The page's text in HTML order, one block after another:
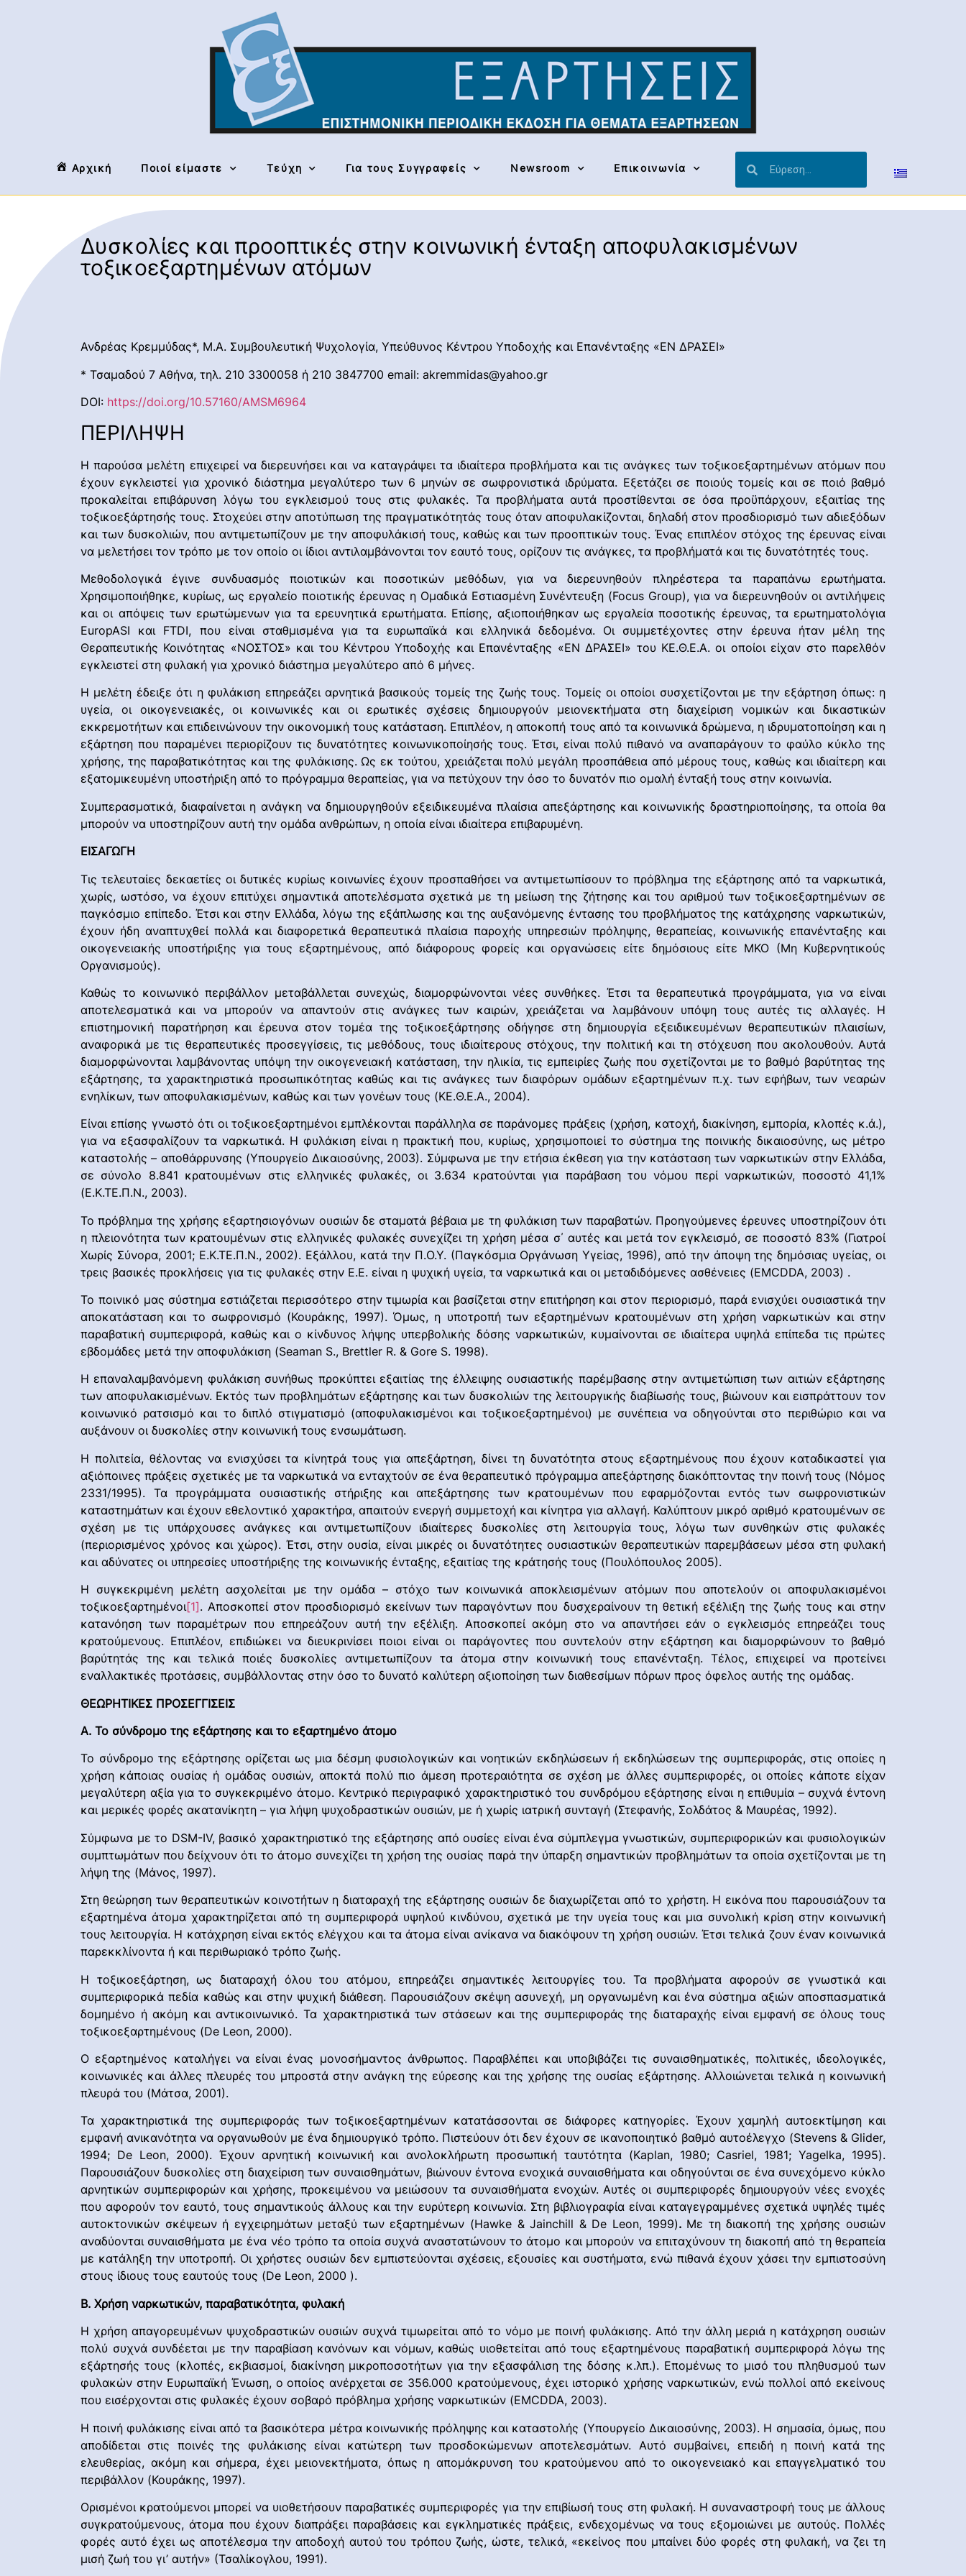
Αρχική Ποιοί είμαστε Τεύχη Για τους Συγγραφείς Newsroom Επικοινωνία
Δυσκολίες και προοπτικές στην κοινωνική ένταξη αποφυλακισμένων
τοξικοεξαρτημένων ατόμων
Ανδρέας Κρεμμύδας*, Μ.Α. Συμβουλευτική Ψυχολογία, Υπεύθυνος Κέντρου Υποδοχής και Επανένταξης «ΕΝ ΔΡΑΣΕΙ»
* Τσαμαδού 7 Αθήνα, τηλ. 210 3300058 ή 210 3847700 email: akremmidas@yahoo.gr
DOI: https://doi.org/10.57160/AMSM6964
ΠΕΡΙΛΗΨΗ
Η παρούσα μελέτη επιχειρεί να διερευνήσει και να καταγράψει τα ιδιαίτερα προβλήματα και τις ανάγκες των τοξικοεξαρτημένων ατόμων που
έχουν εγκλειστεί για χρονικό διάστημα μεγαλύτερο των 6 μηνών σε σωφρονιστικά ιδρύματα. Εξετάζει σε ποιούς τομείς και σε ποιό βαθμό
προκαλείται επιβάρυνση λόγω του εγκλεισμού τους στις φυλακές. Τα προβλήματα αυτά προστίθενται σε όσα προϋπάρχουν, εξαιτίας της
τοξικοεξάρτησής τους. Στοχεύει στην αποτύπωση της πραγματικότητάς τους όταν αποφυλακίζονται, δηλαδή στον προσδιορισμό των αδιεξόδων
και των δυσκολιών, που αντιμετωπίζουν με την αποφυλάκισή τους, καθώς και των προοπτικών τους. Ένας επιπλέον στόχος της έρευνας είναι
να μελετήσει τον τρόπο με τον οποίο οι ίδιοι αντιλαμβάνονται τον εαυτό τους, ορίζουν τις ανάγκες, τα προβλήματά και τις δυνατότητές τους.
Μεθοδολογικά έγινε συνδυασμός ποιοτικών και ποσοτικών μεθόδων, για να διερευνηθούν πληρέστερα τα παραπάνω ερωτήματα.
Χρησιμοποιήθηκε, κυρίως, ως εργαλείο ποιοτικής έρευνας η Ομαδικά Εστιασμένη Συνέντευξη (Focus Group), για να διερευνηθούν οι αντιλήψεις
και οι απόψεις των ερωτώμενων για τα ερευνητικά ερωτήματα. Επίσης, αξιοποιήθηκαν ως εργαλεία ποσοτικής έρευνας, τα ερωτηματολόγια
EuropASI και FTDI, που είναι σταθμισμένα για τα ευρωπαϊκά και ελληνικά δεδομένα. Οι συμμετέχοντες στην έρευνα ήταν μέλη της
Θεραπευτικής Κοινότητας «ΝΟΣΤΟΣ» και του Κέντρου Υποδοχής και Επανένταξης «ΕΝ ΔΡΑΣΕΙ» του ΚΕ.Θ.Ε.Α. οι οποίοι είχαν στο παρελθόν
εγκλειστεί στη φυλακή για χρονικό διάστημα μεγαλύτερο από 6 μήνες.
Η μελέτη έδειξε ότι η φυλάκιση επηρεάζει αρνητικά βασικούς τομείς της ζωής τους. Τομείς οι οποίοι συσχετίζονται με την εξάρτηση όπως: η
υγεία, οι οικογενειακές, οι κοινωνικές και οι ερωτικές σχέσεις δημιουργούν μειονεκτήματα στη διαχείριση νομικών και δικαστικών
εκκρεμοτήτων και επιδεινώνουν την οικονομική τους κατάσταση. Επιπλέον, η αποκοπή τους από τα κοινωνικά δρώμενα, η ιδρυματοποίηση και η
εξάρτηση που παραμένει περιορίζουν τις δυνατότητες κοινωνικοποίησής τους. Έτσι, είναι πολύ πιθανό να αναπαράγουν το φαύλο κύκλο της
χρήσης, της παραβατικότητας και της φυλάκισης. Ως εκ τούτου, χρειάζεται πολύ μεγάλη προσπάθεια από μέρους τους, καθώς και ιδιαίτερη και
εξατομικευμένη υποστήριξη από το πρόγραμμα θεραπείας, για να πετύχουν την όσο το δυνατόν πιο ομαλή ένταξή τους στην κοινωνία.
Συμπερασματικά, διαφαίνεται η ανάγκη να δημιουργηθούν εξειδικευμένα πλαίσια απεξάρτησης και κοινωνικής δραστηριοποίησης, τα οποία θα
μπορούν να υποστηρίζουν αυτή την ομάδα ανθρώπων, η οποία είναι ιδιαίτερα επιβαρυμένη.
ΕΙΣΑΓΩΓΗ
Τις τελευταίες δεκαετίες οι δυτικές κυρίως κοινωνίες έχουν προσπαθήσει να αντιμετωπίσουν το πρόβλημα της εξάρτησης από τα ναρκωτικά,
χωρίς, ωστόσο, να έχουν επιτύχει σημαντικά αποτελέσματα σχετικά με τη μείωση της ζήτησης και του αριθμού των τοξικοεξαρτημένων σε
παγκόσμιο επίπεδο. Έτσι και στην Ελλάδα, λόγω της εξάπλωσης και της αυξανόμενης έντασης του προβλήματος της κατάχρησης ναρκωτικών,
έχουν ήδη αναπτυχθεί πολλά και διαφορετικά θεραπευτικά πλαίσια παροχής υπηρεσιών πρόληψης, θεραπείας, κοινωνικής επανένταξης και
οικογενειακής υποστήριξης για τους εξαρτημένους, από διάφορους φορείς και οργανώσεις είτε δημόσιους είτε ΜΚΟ (Μη Κυβερνητικούς
Οργανισμούς).
Καθώς το κοινωνικό περιβάλλον μεταβάλλεται συνεχώς, διαμορφώνονται νέες συνθήκες. Έτσι τα θεραπευτικά προγράμματα, για να είναι
αποτελεσματικά και να μπορούν να απαντούν στις ανάγκες των καιρών, χρειάζεται να λαμβάνουν υπόψη τους αυτές τις αλλαγές. Η
επιστημονική παρατήρηση και έρευνα στον τομέα της τοξικοεξάρτησης οδήγησε στη δημιουργία εξειδικευμένων θεραπευτικών πλαισίων,
αναφορικά με τις θεραπευτικές προσεγγίσεις, τις μεθόδους, τους ιδιαίτερους στόχους, την πολιτική και τη στόχευση που ακολουθούν. Αυτά
διαμορφώνονται λαμβάνοντας υπόψη την οικογενειακή κατάσταση, την ηλικία, τις εμπειρίες ζωής που σχετίζονται με το βαθμό βαρύτητας της
εξάρτησης, τα χαρακτηριστικά προσωπικότητας καθώς και τις ανάγκες των διαφόρων ομάδων εξαρτημένων π.χ. των εφήβων, των νεαρών
ενηλίκων, των αποφυλακισμένων, καθώς και των γονέων τους (ΚΕ.Θ.Ε.Α., 2004).
Είναι επίσης γνωστό ότι οι τοξικοεξαρτημένοι εμπλέκονται παράλληλα σε παράνομες πράξεις (χρήση, κατοχή, διακίνηση, εμπορία, κλοπές κ.ά.),
για να εξασφαλίζουν τα ναρκωτικά. Η φυλάκιση είναι η πρακτική που, κυρίως, χρησιμοποιεί το σύστημα της ποινικής δικαιοσύνης, ως μέτρο
καταστολής – αποθάρρυνσης (Υπουργείο Δικαιοσύνης, 2003). Σύμφωνα με την ετήσια έκθεση για την κατάσταση των ναρκωτικών στην Ελλάδα,
σε σύνολο 8.841 κρατουμένων στις ελληνικές φυλακές, οι 3.634 κρατούνται για παράβαση του νόμου περί ναρκωτικών, ποσοστό 41,1%
(Ε.Κ.ΤΕ.Π.Ν., 2003).
Το πρόβλημα της χρήσης εξαρτησιογόνων ουσιών δε σταματά βέβαια με τη φυλάκιση των παραβατών. Προηγούμενες έρευνες υποστηρίζουν ότι
η πλειονότητα των κρατουμένων στις ελληνικές φυλακές συνεχίζει τη χρήση μέσα σ΄ αυτές και μετά τον εγκλεισμό, σε ποσοστό 83% (Γιατροί
Χωρίς Σύνορα, 2001; Ε.Κ.ΤΕ.Π.Ν., 2002). Εξάλλου, κατά την Π.Ο.Υ. (Παγκόσμια Οργάνωση Υγείας, 1996), από την άποψη της δημόσιας υγείας, οι
τρεις βασικές προκλήσεις για τις φυλακές στην Ε.Ε. είναι η ψυχική υγεία, τα ναρκωτικά και οι μεταδιδόμενες ασθένειες (EMCDDA, 2003) .
Το ποινικό μας σύστημα εστιάζεται περισσότερο στην τιμωρία και βασίζεται στην επιτήρηση και στον περιορισμό, παρά ενισχύει ουσιαστικά την
αποκατάσταση και το σωφρονισμό (Κουράκης, 1997). Όμως, η υποτροπή των εξαρτημένων κρατουμένων στη χρήση ναρκωτικών και στην
παραβατική συμπεριφορά, καθώς και ο κίνδυνος λήψης υπερβολικής δόσης ναρκωτικών, κυμαίνονται σε ιδιαίτερα υψηλά επίπεδα τις πρώτες
εβδομάδες μετά την αποφυλάκιση (Seaman S., Brettler R. & Gore S. 1998).
Η επαναλαμβανόμενη φυλάκιση συνήθως προκύπτει εξαιτίας της έλλειψης ουσιαστικής παρέμβασης στην αντιμετώπιση των αιτιών εξάρτησης
των αποφυλακισμένων. Εκτός των προβλημάτων εξάρτησης και των δυσκολιών της λειτουργικής διαβίωσής τους, βιώνουν και εισπράττουν τον
κοινωνικό ρατσισμό και το διπλό στιγματισμό (αποφυλακισμένοι και τοξικοεξαρτημένοι) με συνέπεια να οδηγούνται στο περιθώριο και να
αυξάνουν οι δυσκολίες στην κοινωνική τους ενσωμάτωση.
Η πολιτεία, θέλοντας να ενισχύσει τα κίνητρά τους για απεξάρτηση, δίνει τη δυνατότητα στους εξαρτημένους που έχουν καταδικαστεί για
αξιόποινες πράξεις σχετικές με τα ναρκωτικά να ενταχτούν σε ένα θεραπευτικό πρόγραμμα απεξάρτησης διακόπτοντας την ποινή τους (Νόμος
2331/1995). Τα προγράμματα ουσιαστικής στήριξης και απεξάρτησης των κρατουμένων που εφαρμόζονται εντός των σωφρονιστικών
καταστημάτων και έχουν εθελοντικό χαρακτήρα, απαιτούν ενεργή συμμετοχή και κίνητρα για αλλαγή. Καλύπτουν μικρό αριθμό κρατουμένων σε
σχέση με τις υπάρχουσες ανάγκες και αντιμετωπίζουν ιδιαίτερες δυσκολίες στη λειτουργία τους, λόγω των συνθηκών στις φυλακές
(περιορισμένος χρόνος και χώρος). Έτσι, στην ουσία, είναι μικρές οι δυνατότητες ουσιαστικών θεραπευτικών παρεμβάσεων μέσα στη φυλακή
και αδύνατες οι υπηρεσίες υποστήριξης της κοινωνικής ένταξης, εξαιτίας της κράτησής τους (Πουλόπουλος 2005).
Η συγκεκριμένη μελέτη ασχολείται με την ομάδα – στόχο των κοινωνικά αποκλεισμένων ατόμων που αποτελούν οι αποφυλακισμένοι
τοξικοεξαρτημένοι[1]. Αποσκοπεί στον προσδιορισμό εκείνων των παραγόντων που δυσχεραίνουν τη θετική εξέλιξη της ζωής τους και στην
κατανόηση των παραμέτρων που επηρεάζουν αυτή την εξέλιξη. Αποσκοπεί ακόμη στο να απαντήσει εάν ο εγκλεισμός επηρεάζει τους
κρατούμενους. Επιπλέον, επιδιώκει να διευκρινίσει ποιοι είναι οι παράγοντες που συντελούν στην εξάρτηση και διαμορφώνουν το βαθμό
βαρύτητάς της και τελικά ποιές δυσκολίες αντιμετωπίζουν τα άτομα στην κοινωνική τους επανένταξη. Τέλος, επιχειρεί να προτείνει
εναλλακτικές προτάσεις, συμβάλλοντας στην όσο το δυνατό καλύτερη αξιοποίηση των διαθεσίμων πόρων προς όφελος αυτής της ομάδας.
ΘΕΩΡΗΤΙΚΕΣ ΠΡΟΣΕΓΓΙΣΕΙΣ
Α. Το σύνδρομο της εξάρτησης και το εξαρτημένο άτομο
Το σύνδρομο της εξάρτησης ορίζεται ως μια δέσμη φυσιολογικών και νοητικών εκδηλώσεων ή εκδηλώσεων της συμπεριφοράς, στις οποίες η
χρήση κάποιας ουσίας ή ομάδας ουσιών, αποκτά πολύ πιο άμεση προτεραιότητα σε σχέση με άλλες συμπεριφορές, οι οποίες κάποτε είχαν
μεγαλύτερη αξία για το συγκεκριμένο άτομο. Κεντρικό περιγραφικό χαρακτηριστικό του συνδρόμου εξάρτησης είναι η επιθυμία – συχνά έντονη
και μερικές φορές ακατανίκητη – για λήψη ψυχοδραστικών ουσιών, με ή χωρίς ιατρική συνταγή (Στεφανής, Σολδάτος & Μαυρέας, 1992).
Σύμφωνα με το DSM-IV, βασικό χαρακτηριστικό της εξάρτησης από ουσίες είναι ένα σύμπλεγμα γνωστικών, συμπεριφορικών και φυσιολογικών
συμπτωμάτων που δείχνουν ότι το άτομο συνεχίζει τη χρήση της ουσίας παρά την ύπαρξη σημαντικών προβλημάτων τα οποία σχετίζονται με τη
λήψη της (Μάνος, 1997).
Στη θεώρηση των θεραπευτικών κοινοτήτων η διαταραχή της εξάρτησης ουσιών δε διαχωρίζεται από το χρήστη. Η εικόνα που παρουσιάζουν τα
εξαρτημένα άτομα χαρακτηρίζεται από τη συμπεριφορά υψηλού κινδύνου, σχετικά με την υγεία τους και μια συνολική κρίση στην κοινωνική
τους λειτουργία. Η κατάχρηση είναι εκτός ελέγχου και τα άτομα είναι ανίκανα να διακόψουν τη χρήση ουσιών. Έτσι τελικά ζουν έναν κοινωνικά
παρεκκλίνοντα ή και περιθωριακό τρόπο ζωής.
Η τοξικοεξάρτηση, ως διαταραχή όλου του ατόμου, επηρεάζει σημαντικές λειτουργίες του. Τα προβλήματα αφορούν σε γνωστικά και
συμπεριφορικά πεδία καθώς και στην ψυχική διάθεση. Παρουσιάζουν σκέψη ασυνεχή, μη οργανωμένη και ένα σύστημα αξιών αποσπασματικά
δομημένο ή ακόμη και αντικοινωνικό. Τα χαρακτηριστικά των στάσεων και της συμπεριφοράς της διαταραχής είναι εμφανή σε όλους τους
τοξικοεξαρτημένους (De Leon, 2000).
Ο εξαρτημένος καταλήγει να είναι ένας μονοσήμαντος άνθρωπος. Παραβλέπει και υποβιβάζει τις συναισθηματικές, πολιτικές, ιδεολογικές,
κοινωνικές και άλλες πλευρές του μπροστά στην ανάγκη της εύρεσης και της χρήσης της ουσίας εξάρτησης. Αλλοιώνεται τελικά η κοινωνική
πλευρά του (Μάτσα, 2001).
Τα χαρακτηριστικά της συμπεριφοράς των τοξικοεξαρτημένων κατατάσσονται σε διάφορες κατηγορίες. Έχουν χαμηλή αυτοεκτίμηση και
εμφανή ανικανότητα να οργανωθούν με ένα δημιουργικό τρόπο. Πιστεύουν ότι δεν έχουν σε ικανοποιητικό βαθμό αυτοέλεγχο (Stevens & Glider,
1994; De Leon, 2000). Έχουν αρνητική κοινωνική και ανολοκλήρωτη προσωπική ταυτότητα (Kaplan, 1980; Casriel, 1981; Yagelka, 1995).
Παρουσιάζουν δυσκολίες στη διαχείριση των συναισθημάτων, βιώνουν έντονα ενοχικά συναισθήματα και οδηγούνται σε ένα συνεχόμενο κύκλο
αρνητικών συμπεριφορών και χρήσης, προκειμένου να μειώσουν τα συναισθήματα ενοχών. Αυτές οι συμπεριφορές δημιουργούν νέες ενοχές
που αφορούν τον εαυτό, τους σημαντικούς άλλους και την ευρύτερη κοινωνία. Στη βιβλιογραφία είναι καταγεγραμμένες σχετικά υψηλές τιμές
αυτοκτονικών σκέψεων ή εγχειρημάτων μεταξύ των εξαρτημένων (Hawke & Jainchill & De Leon, 1999).Με τη διακοπή της χρήσης ουσιών
αναδύονται συναισθήματα με ένα νέο τρόπο τα οποία συχνά αναστατώνουν το άτομο και μπορούν να επιταχύνουν τη διακοπή από τη θεραπεία
με κατάληξη την υποτροπή. Οι χρήστες ουσιών δεν εμπιστεύονται σχέσεις, εξουσίες και συστήματα, ενώ πιθανά έχουν χάσει την εμπιστοσύνη
στους ίδιους τους εαυτούς τους (De Leon, 2000 ).
Β. Χρήση ναρκωτικών, παραβατικότητα, φυλακή
Η χρήση απαγορευμένων ψυχοδραστικών ουσιών συχνά τιμωρείται από το νόμο με ποινή φυλάκισης. Από την άλλη μεριά η κατάχρηση ουσιών
πολύ συχνά συνδέεται με την παραβίαση κανόνων και νόμων, καθώς υιοθετείται από τους εξαρτημένους παραβατική συμπεριφορά λόγω της
εξάρτησής τους (κλοπές, εκβιασμοί, διακίνηση μικροποσοτήτων για την εξασφάλιση της δόσης κ.λπ.). Επομένως το μισό του πληθυσμού των
φυλακών στην Ευρωπαϊκή Ένωση, ο οποίος ανέρχεται σε 356.000 κρατούμενους, έχει ιστορικό χρήσης ναρκωτικών, ενώ πολλοί από εκείνους
που εισέρχονται στις φυλακές έχουν σοβαρό πρόβλημα χρήσης ναρκωτικών (EMCDDA, 2003).
Η ποινή φυλάκισης είναι από τα βασικότερα μέτρα κοινωνικής πρόληψης και καταστολής (Υπουργείο Δικαιοσύνης, 2003). Η σημασία, όμως, που
αποδίδεται στις ποινές της φυλάκισης είναι κατώτερη των προσδοκώμενων αποτελεσμάτων. Αυτό συμβαίνει, επειδή η ποινή κατά της
ελευθερίας, ακόμη και σήμερα, έχει μειονεκτήματα, όπως η απομάκρυνση του κρατούμενου από το οικογενειακό και επαγγελματικό του
περιβάλλον (Κουράκης, 1997).
Ορισμένοι κρατούμενοι μπορεί να υιοθετήσουν παραβατικές συμπεριφορές για την επιβίωσή τους στη φυλακή. Η συναναστροφή τους με άλλους
συγκρατούμενους, άτομα που έχουν διαπράξει παραβάσεις και εγκληματικές πράξεις, ενδεχομένως να τους εξομοιώνει με αυτούς. Πολλές
φορές αυτό έχει ως αποτέλεσμα την αποδοχή αυτού του τρόπου ζωής, ώστε, τελικά, «εκείνος που μπαίνει δύο φορές στη φυλακή, να ζει τη
μισή ζωή του γι’ αυτήν» (Τσαλίκογλου, 1991).